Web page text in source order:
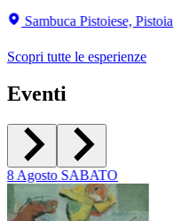
Sambuca Pistoiese, Pistoia
Scopri tutte le esperienze
Eventi
8Agosto SABATO